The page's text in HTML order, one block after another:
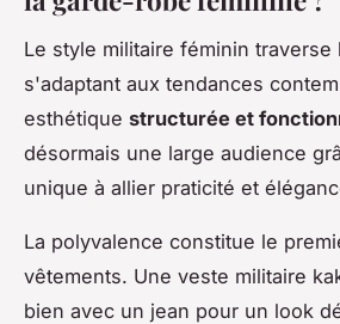
Le style militaire féminin
s'adaptant aux tendances
esthétique structurée et
désormais une large audience
unique à allier praticité et
La polyvalence constitue le
vêtements. Une veste militaire
bien avec un jean pour un look